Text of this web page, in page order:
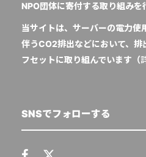
NPO団体に寄付する取り組みを
当サイトは、サーバーの電力使
伴うCO2排出などにおいて、排
フセットに取り組んでいます（
SNSでフォローする